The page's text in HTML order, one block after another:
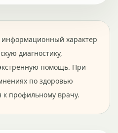
характер
диагностику,
помощь. При
по здоровью
к профильному врачу.